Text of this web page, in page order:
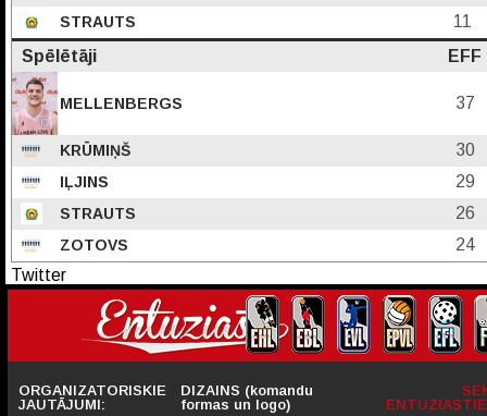
STRAUTS
11
Spēlētāji
EFF
MELLENBERGS 37
KRŪMIŅŠ 30
IĻJINS 29
STRAUTS 26
ZOTOVS
24
Twitter
ORGANIZATORISKIE
JAUTĀJUMI:
DIZAINS (komandu
formas un logo)